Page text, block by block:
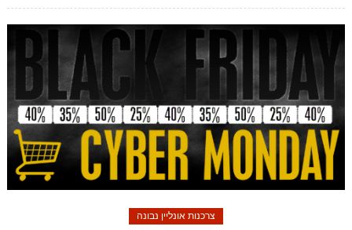
צרכנות אונליין נבונה